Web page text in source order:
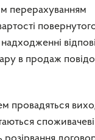
перерахуванням
в продаж
провадяться